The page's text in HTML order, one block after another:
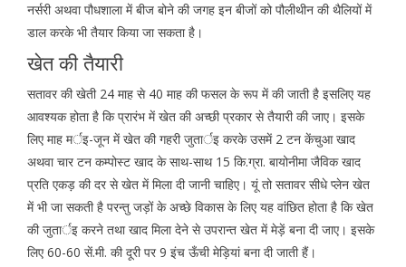
नर्सरी अथवा पौधशाला में बीज बोने की जगह इन बीजों को पौलीथीन की थैलियों में
डाल करके भी तैयार किया जा सकता है।
खेत की तैयारी
सतावर की खेती 24 माह से 40 माह की फसल के रूप में की जाती है इसलिए यह
आवश्यक होता है कि प्रारंभ में खेत की अच्छी प्रकार से तैयारी की जाए। इसके
लिए माह मर्इ-जून में खेत की गहरी जुतार्इ करके उसमें 2 टन केंचुआ खाद
अथवा चार टन कम्पोस्ट खाद के साथ-साथ 15 कि.ग्रा. बायोनीमा जैविक खाद
प्रति एकड़ की दर से खेत में मिला दी जानी चाहिए। यूं तो सतावर सीधे प्लेन खेत
में भी जा सकती है परन्तु जड़ों के अच्छे विकास के लिए यह वांछित होता है कि खेत
की जुतार्इ करने तथा खाद मिला देने से उपरान्त खेत में मेड़ें बना दी जाए। इसके
लिए 60-60 सें.मी. की दूरी पर 9 इंच ऊँची मेड़ियां बना दी जाती हैं।